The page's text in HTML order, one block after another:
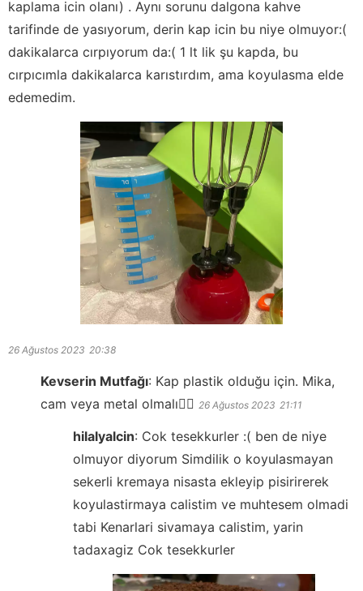
kaplama icin olanı) . Aynı sorunu dalgona kahve
tarifinde de yasıyorum, derin kap icin bu niye olmuyor:(
dakikalarca cırpıyorum da:( 1 lt lik şu kapda, bu
cırpıcımla dakikalarca karıstırdım, ama koyulasma elde
edemedim.
26 Ağustos 2023 20:38
Kevserin Mutfağı: Kap plastik olduğu için. Mika,
cam veya metal olmalı👍🏻 26 Ağustos 2023 21:11
hilalyalcin: Cok tesekkurler :( ben de niye
olmuyor diyorum Simdilik o koyulasmayan
sekerli kremaya nisasta ekleyip pisirirerek
koyulastirmaya calistim ve muhtesem olmadi
tabi Kenarlari sivamaya calistim, yarin
tadaxagiz Cok tesekkurler